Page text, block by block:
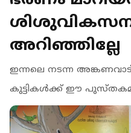
അറിഞ്ഞില്ലേ
ഇന്നലെ നടന്ന
കുട്ടികള്‍ക്ക് ഈ